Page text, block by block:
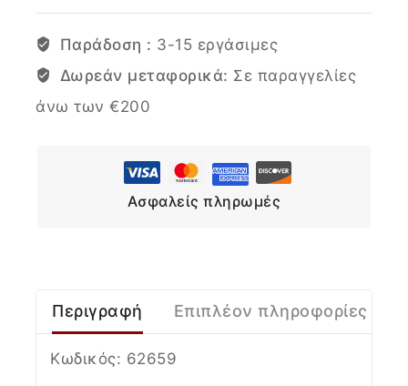
Παράδοση : 3-15 εργάσιμες
Δωρεάν μεταφορικά: Σε παραγγελίες
άνω των €200
Ασφαλείς πληρωμές
Περιγραφή Επιπλέον πληροφορίες
Κωδικός: 62659